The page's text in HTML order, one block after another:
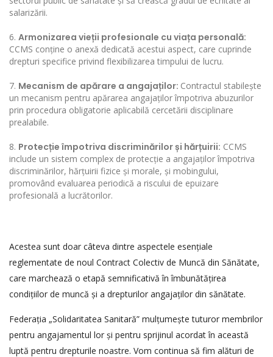
salarizării.
Armonizarea vieții profesionale cu viața personală:
CCMS conține o anexă dedicată acestui aspect, care cuprinde
drepturi specifice privind flexibilizarea timpului de lucru.
Mecanism de apărare a angajaților: Contractul stabilește
un mecanism pentru apărarea angajaților împotriva abuzurilor
prin procedura obligatorie aplicabilă cercetării disciplinare
prealabile.
Protecție împotriva discriminărilorși hărțuirii: CCMS
include un sistem complex de protecție a angajaților împotriva
discriminărilor, hărțuirii fizice și morale, și mobingului,
promovând evaluarea periodică a riscului de epuizare
profesională a lucrătorilor.
Acestea sunt doar câteva dintre aspectele esențiale
reglementate de noul Contract Colectiv de Muncă din Sănătate,
care marchează o etapă semnificativă în îmbunătățirea
condițiilor de muncă și a drepturilor angajaților din sănătate.
Federația „Solidaritatea Sanitară” mulțumește tuturor membrilor
pentru angajamentul lor și pentru sprijinul acordat în această
luptă pentru drepturile noastre. Vom continua să fim alături de